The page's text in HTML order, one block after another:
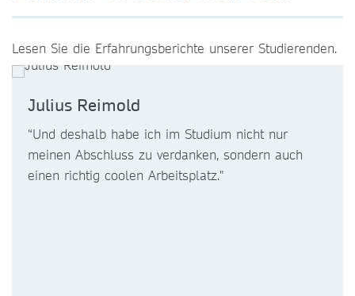
Lesen Sie die Erfahrungsberichte unserer Studierenden.
Julius Reimold
“Und deshalb habe ich im Studium nicht nur
meinen Abschluss zu verdanken, sondern auch
einen richtig coolen Arbeitsplatz."